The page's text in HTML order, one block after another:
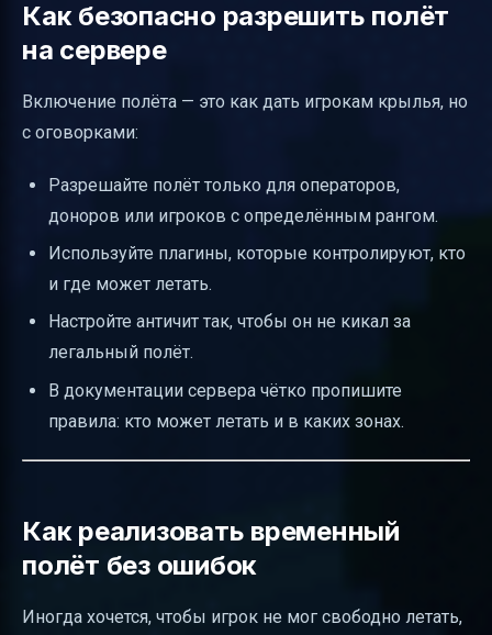
Как безопасно разрешить полёт
на сервере
Включение полёта — это как дать игрокам крылья, но
с оговорками:
Разрешайте полёт только для операторов,
доноров или игроков с определённым рангом.
Используйте плагины, которые контролируют, кто
и где может летать.
Настройте античит так, чтобы он не кикал за
легальный полёт.
В документации сервера чётко пропишите
правила: кто может летать и в каких зонах.
Как реализовать временный
полёт без ошибок
Иногда хочется, чтобы игрок не мог свободно летать,